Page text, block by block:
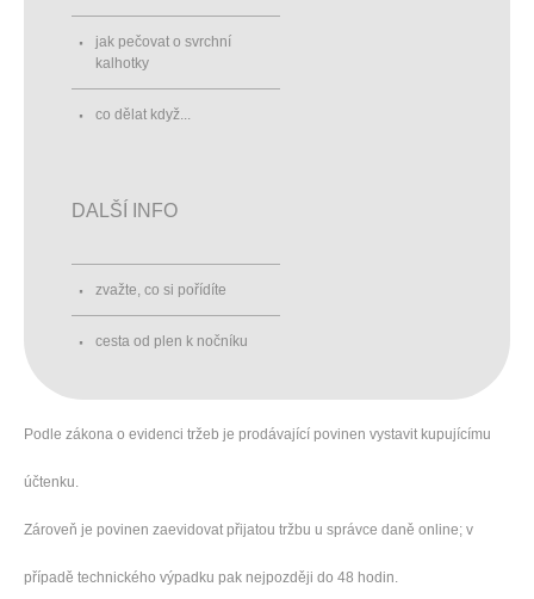
jak pečovat o svrchní
kalhotky
co dělat když...
DALŠÍ INFO
zvažte, co si pořídíte
cesta od plen k nočníku
Podle zákona o evidenci tržeb je prodávající povinen vystavit kupujícímu
účtenku.
Zároveň je povinen zaevidovat přijatou tržbu u správce daně online; v
případě technického výpadku pak nejpozději do 48 hodin.